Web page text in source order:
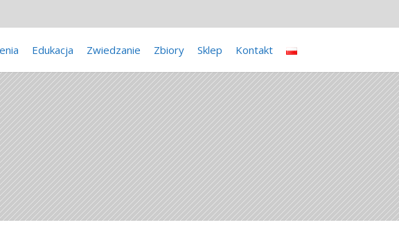
Edukacja Zwiedzanie Zbiory Sklep Kontakt